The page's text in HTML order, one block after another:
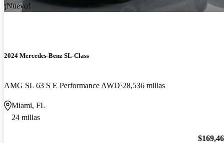
¡Nuevo!
2024 Mercedes-Benz SL-Class
AMG SL 63 S E Performance AWD 28,536 millas
Miami, FL
24 millas